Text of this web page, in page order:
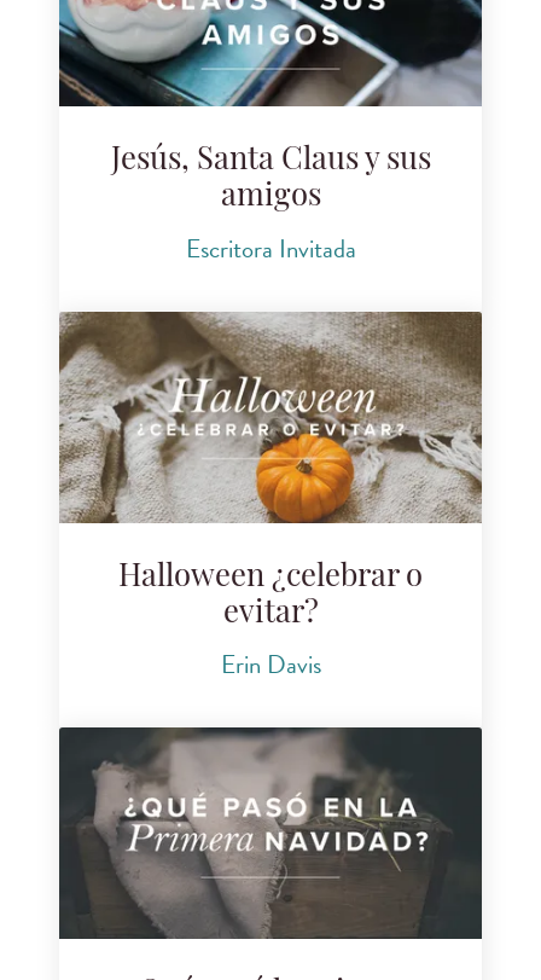
Jesús, Santa Claus y sus
amigos
Escritora Invitada
Halloween ¿celebrar o
evitar?
Erin Davis